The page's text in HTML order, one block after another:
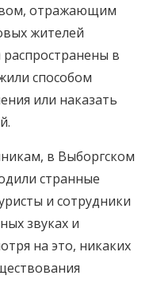
отражающим
жителей
в
способом
или наказать
в Выборгском
странные
и сотрудники
звуках и
на это, никаких